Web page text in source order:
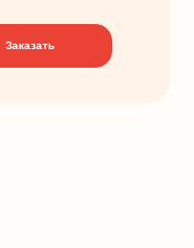
Заказать